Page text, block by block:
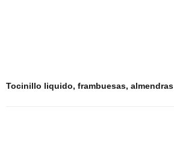
Tocinillo liquido, frambuesas, almendras